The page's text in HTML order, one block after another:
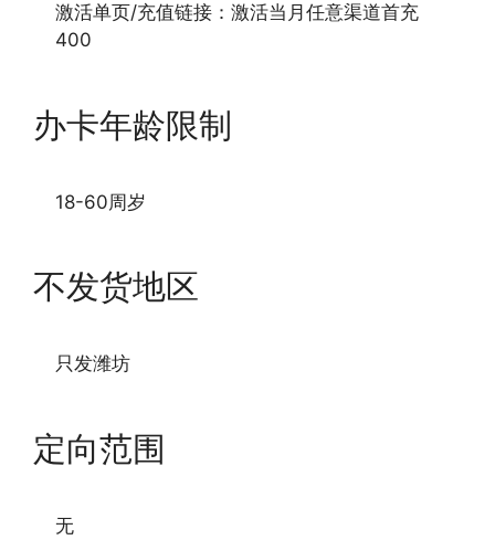
激活单页/充值链接：激活当月任意渠道首充
400
办卡年龄限制
18-60周岁
不发货地区
只发潍坊
定向范围
无